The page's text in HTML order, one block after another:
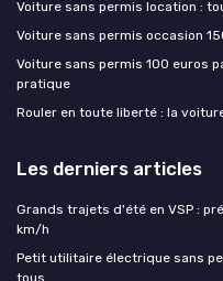
Voiture sans permis location :
Voiture sans permis occasion
Voiture sans permis 100 euros
pratique
Rouler en toute liberté : la
Les derniers articles
Grands trajets d'été en VSP :
km/h
Petit utilitaire électrique sans